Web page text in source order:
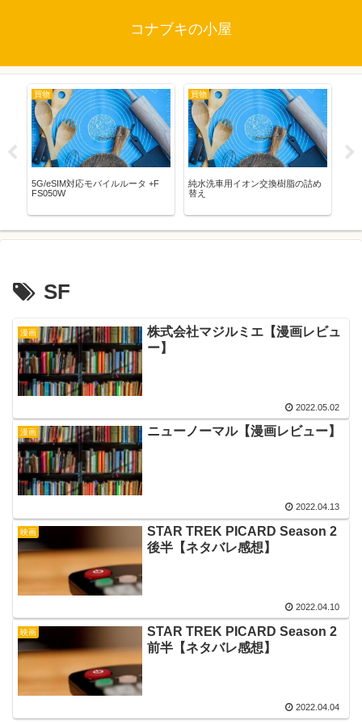
コナブキの小屋
買物
5G/eSIM対応モバイルルータ +F
FS050W
買物
純水洗車用イオン交換樹脂の詰め
替え
SF
漫画
株式会社マジルミエ【漫画レビュ
ー】
2022.05.02
漫画 ニューノーマル【漫画レビュー】
2022.04.13
映画
STAR TREK PICARD Season 2
後半【ネタバレ感想】
2022.04.10
映画
STAR TREK PICARD Season 2
前半【ネタバレ感想】
2022.04.04